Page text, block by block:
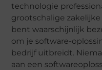
technologie
grootschalige
bent waarschijnlijk
om je software-
bedrijf uitbreidt.
aan een